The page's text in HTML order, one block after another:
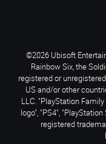
©2026 Ubisoft
Rainbow Six, the
registered or
US and/or other
LLC. "PlayStation Family
logo", "PS4",
registered